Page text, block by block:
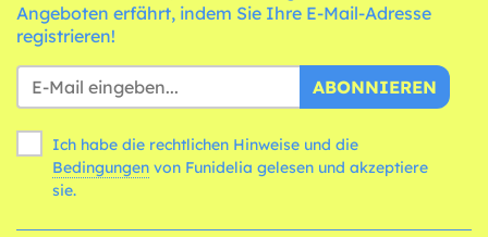
Angeboten erfährt, indem Sie Ihre E-Mail-Adresse
registrieren!
ABONNIEREN
Ich habe die rechtlichen Hinweise und die
Bedingungen
sie.